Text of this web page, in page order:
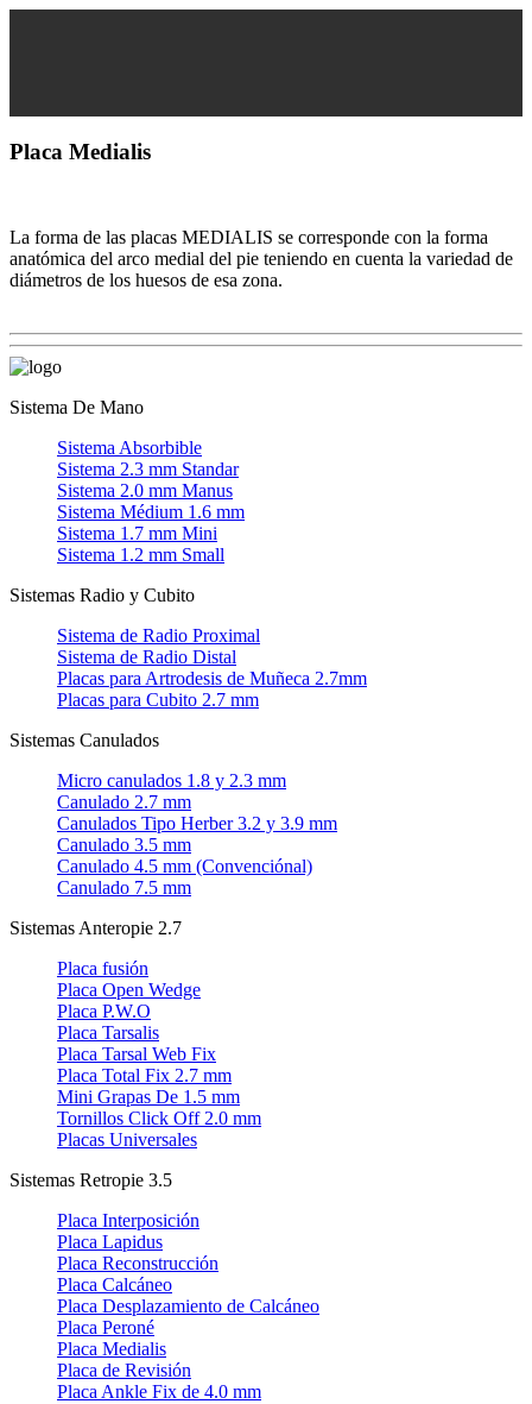
Placa Medialis
La forma de las placas MEDIALIS se corresponde con la forma
anatómica del arco medial del pie teniendo en cuenta la variedad de
diámetros de los huesos de esa zona.
Sistema De Mano
Sistema Absorbible
Sistema 2.3 mm Standar
Sistema 2.0 mm Manus
Sistema Médium 1.6 mm
Sistema 1.7 mm Mini
Sistema 1.2 mm Small
Sistemas Radio y Cubito
Sistema de Radio Proximal
Sistema de Radio Distal
Placas para Artrodesis de Muñeca 2.7mm
Placas para Cubito 2.7 mm
Sistemas Canulados
Micro canulados 1.8 y 2.3 mm
Canulado 2.7 mm
Canulados Tipo Herber 3.2 y 3.9 mm
Canulado 3.5 mm
Canulado 4.5 mm (Convenciónal)
Canulado 7.5 mm
Sistemas Anteropie 2.7
Placa fusión
Placa Open Wedge
Placa P.W.O
Placa Tarsalis
Placa Tarsal Web Fix
Placa Total Fix 2.7 mm
Mini Grapas De 1.5 mm
Tornillos Click Off 2.0 mm
Placas Universales
Sistemas Retropie 3.5
Placa Interposición
Placa Lapidus
Placa Reconstrucción
Placa Calcáneo
Placa Desplazamiento de Calcáneo
Placa Peroné
Placa Medialis
Placa de Revisión
Placa Ankle Fix de 4.0 mm